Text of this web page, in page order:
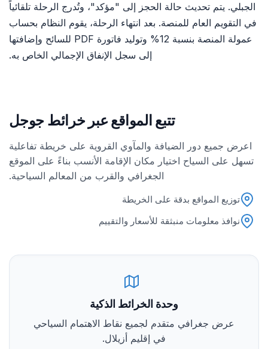
الجبلي. يتم تحديث حالة الحجز إلى "مؤكد"، وتُدرج الرحلة تلقائياً
في التقويم العام للمنصة. بعد انتهاء الرحلة، يقوم النظام بحساب
عمولة المنصة بنسبة 12% وتوليد فاتورة PDF للسائح وإضافتها
إلى سجل الإنفاق الإجمالي الخاص به.
تتبع المواقع عبر خرائط جوجل
اعرض جميع دور الضيافة والمآوي القروية على خريطة تفاعلية
تسهل على السياح اختيار مكان الإقامة الأنسب بناءً على الموقع
الجغرافي والقرب من المعالم السياحية.
توزيع المواقع بدقة على الخريطة
نوافذ معلومات منبثقة للأسعار والتقييم
وحدة الخرائط الذكية
عرض جغرافي متقدم لجميع نقاط الاهتمام السياحي
في إقليم أزيلال.